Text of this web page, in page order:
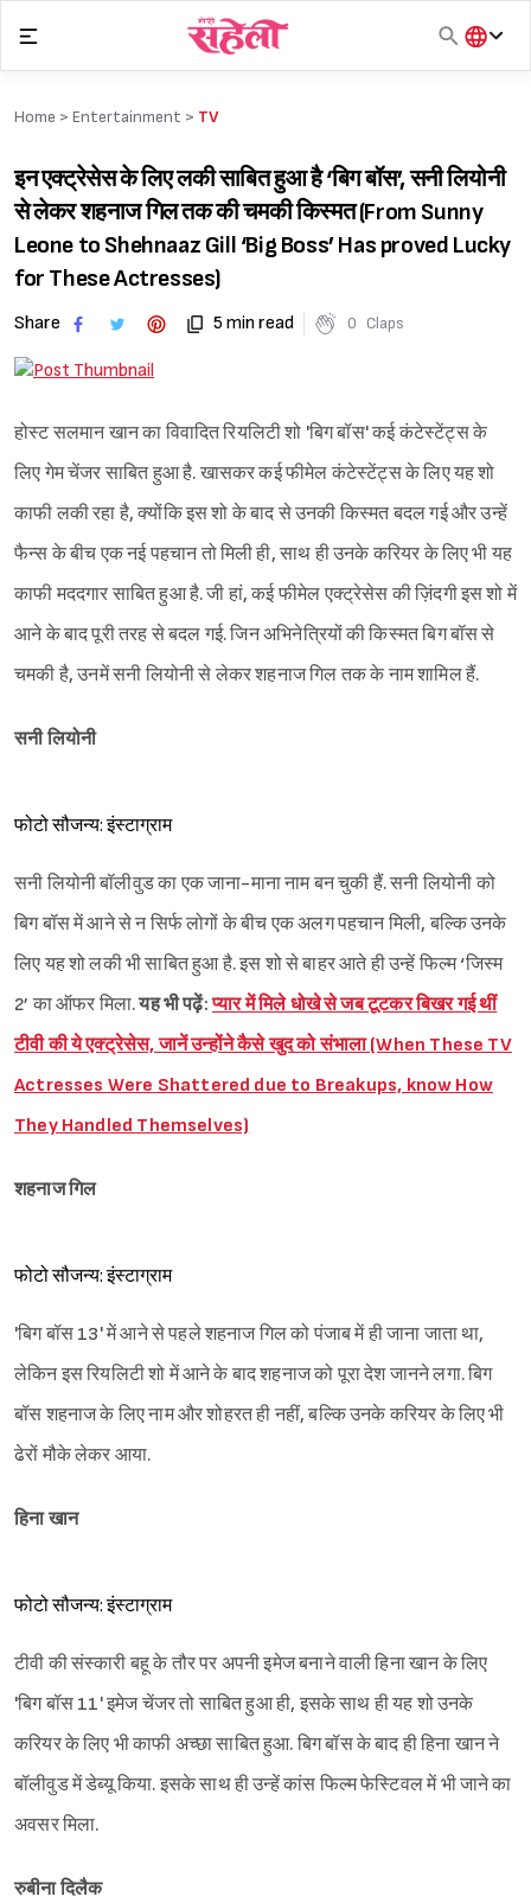
content
हिंदी
Home > Entertainment > TV
इन एक्ट्रेसेस के लिए लकी साबित हुआ है ‘बिग बॉस’, सनी लियोनी
से लेकर शहनाज गिल तक की चमकी किस्मत (From Sunny
Leone to Shehnaaz Gill ‘Big Boss’ Has proved Lucky
for These Actresses)
Share 5 min read 0 Claps
होस्ट सलमान खान का विवादित रियलिटी शो 'बिग बॉस' कई कंटेस्टेंट्स के
लिए गेम चेंजर साबित हुआ है. खासकर कई फीमेल कंटेस्टेंट्स के लिए यह शो
काफी लकी रहा है, क्योंकि इस शो के बाद से उनकी किस्मत बदल गई और उन्हें
फैन्स के बीच एक नई पहचान तो मिली ही, साथ ही उनके करियर के लिए भी यह
काफी मददगार साबित हुआ है. जी हां, कई फीमेल एक्ट्रेसेस की ज़िंदगी इस शो में
आने के बाद पूरी तरह से बदल गई. जिन अभिनेत्रियों की किस्मत बिग बॉस से
चमकी है, उनमें सनी लियोनी से लेकर शहनाज गिल तक के नाम शामिल हैं.
सनी लियोनी
फोटो सौजन्य: इंस्टाग्राम
सनी लियोनी बॉलीवुड का एक जाना-माना नाम बन चुकी हैं. सनी लियोनी को
बिग बॉस में आने से न सिर्फ लोगों के बीच एक अलग पहचान मिली, बल्कि उनके
लिए यह शो लकी भी साबित हुआ है. इस शो से बाहर आते ही उन्हें फिल्म ‘जिस्म
2’ का ऑफर मिला.यह भी पढ़ें:प्यार में मिले धोखे से जब टूटकर बिखर गई थीं
टीवी की ये एक्ट्रेसेस, जानें उन्होंने कैसे खुद को संभाला (When These TV
Actresses Were Shattered due to Breakups, know How
They Handled Themselves)
शहनाज गिल
फोटो सौजन्य: इंस्टाग्राम
'बिग बॉस 13' में आने से पहले शहनाज गिल को पंजाब में ही जाना जाता था,
लेकिन इस रियलिटी शो में आने के बाद शहनाज को पूरा देश जानने लगा. बिग
बॉस शहनाज के लिए नाम और शोहरत ही नहीं, बल्कि उनके करियर के लिए भी
ढेरों मौके लेकर आया.
हिना खान
फोटो सौजन्य: इंस्टाग्राम
टीवी की संस्कारी बहू के तौर पर अपनी इमेज बनाने वाली हिना खान के लिए
'बिग बॉस 11' इमेज चेंजर तो साबित हुआ ही, इसके साथ ही यह शो उनके
करियर के लिए भी काफी अच्छा साबित हुआ. बिग बॉस के बाद ही हिना खान ने
बॉलीवुड में डेब्यू किया. इसके साथ ही उन्हें कांस फिल्म फेस्टिवल में भी जाने का
अवसर मिला.
रुबीना दिलैक